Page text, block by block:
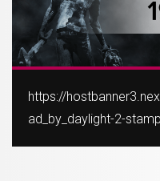
https://
ad_by_daylight-2-